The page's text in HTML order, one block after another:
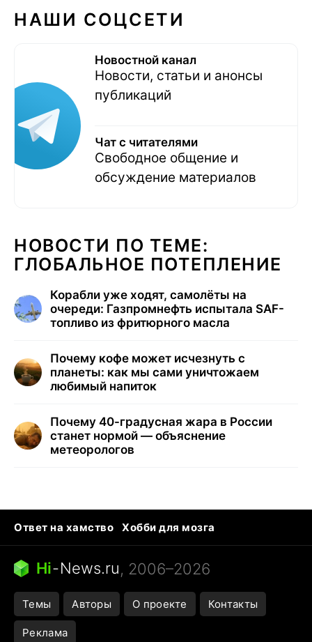
НАШИ СОЦСЕТИ
Новостной канал
Новости, статьи и анонсы
публикаций
Чат с читателями
Свободное общение и
обсуждение материалов
НОВОСТИ ПО ТЕМЕ:
ГЛОБАЛЬНОЕ ПОТЕПЛЕНИЕ
Корабли уже ходят, самолёты на
очереди: Газпромнефть испытала SAF-
топливо из фритюрного масла
Почему кофе может исчезнуть с
планеты: как мы сами уничтожаем
любимый напиток
Почему 40-градусная жара в России
станет нормой — объяснение
метеорологов
Ответ на хамство
Хобби для мозга
Бензин 100 и 95
Тунцы в океанариуме
Следующая пандемия
Hi-News.ru, 2006–2026
Темы Авторы О проекте Контакты
Реклама